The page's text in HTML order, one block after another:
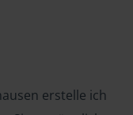
erstelle ich